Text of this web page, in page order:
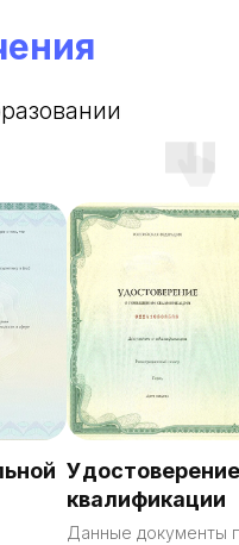
квалификации
Данные документы